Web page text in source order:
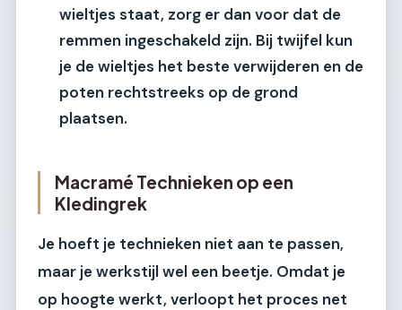
wieltjes staat, zorg er dan voor dat de
remmen ingeschakeld zijn. Bij twijfel kun
je de wieltjes het beste verwijderen en de
poten rechtstreeks op de grond
plaatsen.
Macramé Technieken op een
Kledingrek
Je hoeft je technieken niet aan te passen,
maar je werkstijl wel een beetje. Omdat je
op hoogte werkt, verloopt het proces net